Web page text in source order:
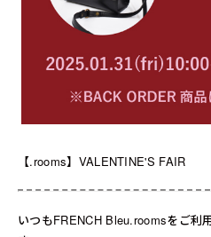
新規会員登録
マイページ
送料について
店舗情報
【.rooms】VALENTINE'S FAIR
いつもFRENCH Bleu.roomsをご利